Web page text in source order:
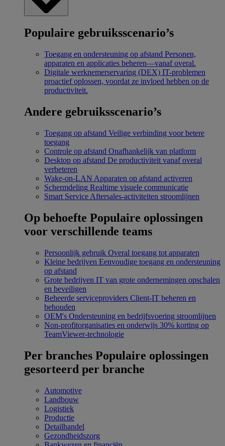
Populaire gebruiksscenario’s
Toegang en ondersteuning op afstand Personen,
apparaten en applicaties beheren—vanaf overal.
Digitale werknemerservaring (DEX) IT-problemen
proactief oplossen, voordat ze invloed hebben op de
productiviteit.
Andere gebruiksscenario’s
Toegang op afstand Veilige verbinding voor betere
toegang
Controle op afstand Onafhankelijk van platform
Desktop op afstand De productiviteit vanaf overal
verbeteren
Wake-on-LAN Apparaten op afstand activeren
Schermdeling Realtime visuele communicatie
Smart Service Aftersales-activiteiten stroomlijnen
Op behoefte Populaire oplossingen
voor verschillende teams
Persoonlijk gebruik Overal toegang tot apparaten
Kleine bedrijven Eenvoudige toegang en ondersteuning
op afstand
Grote bedrijven IT van grote ondernemingen opschalen
en beveiligen
Beheerde serviceproviders Client-IT beheren en
behouden
OEM's Ondersteuning en bedrijfsvoering stroomlijnen
Non-profitorganisaties en onderwijs 30% korting op
TeamViewer-technologie
Per branches Populaire oplossingen
gesorteerd per branche
Automotive
Landbouw
Logistiek
Productie
Detailhandel
Gezondheidszorg